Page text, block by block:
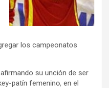
los campeonatos
su unción de ser
patín femenino, en el